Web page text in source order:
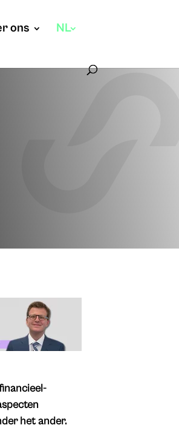
ons NL
het ander.